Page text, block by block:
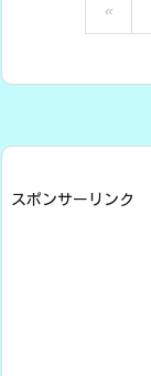
«
スポンサーリンク